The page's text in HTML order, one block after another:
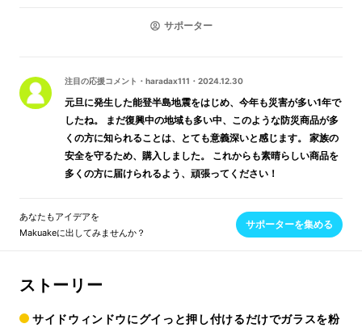
サポーター
注目の応援コメント ・ haradax111 ・ 2024.12.30
元旦に発生した能登半島地震をはじめ、今年も災害が多い1年で
したね。 まだ復興中の地域も多い中、このような防災商品が多
くの方に知られることは、とても意義深いと感じます。 家族の
安全を守るため、購入しました。 これからも素晴らしい商品を
多くの方に届けられるよう、頑張ってください！
あなたもアイデアを
Makuakeに出してみませんか？
サポーターを集める
ストーリー
サイドウィンドウにグイっと押し付けるだけでガラスを粉